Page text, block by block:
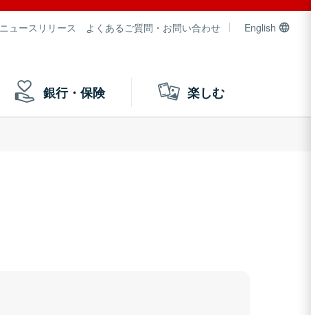
ニュースリリース よくあるご質問・お問い合わせ English
銀行・保険 楽しむ